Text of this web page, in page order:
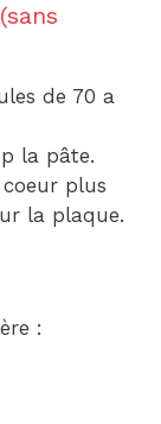
de 70 a
la pâte.
plus
la plaque.
: